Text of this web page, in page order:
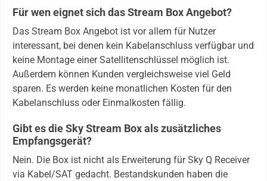
Für wen eignet sich das Stream Box Angebot?
Das Stream Box Angebot ist vor allem für Nutzer
interessant, bei denen kein Kabelanschluss verfügbar und
keine Montage einer Satellitenschlüssel möglich ist.
Außerdem können Kunden vergleichsweise viel Geld
sparen. Es werden keine monatlichen Kosten für den
Kabelanschluss oder Einmalkosten fällig.
Gibt es die Sky Stream Box als zusätzliches
Empfangsgerät?
Nein. Die Box ist nicht als Erweiterung für Sky Q Receiver
via Kabel/SAT gedacht. Bestandskunden haben die